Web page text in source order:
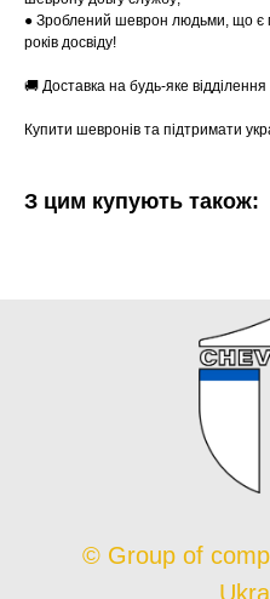
● Зроблений шеврон людьми, що є
років досвіду!
🚚 Доставка на будь-яке
Купити шевронів та підтримати
З цим купують також:
© Group of